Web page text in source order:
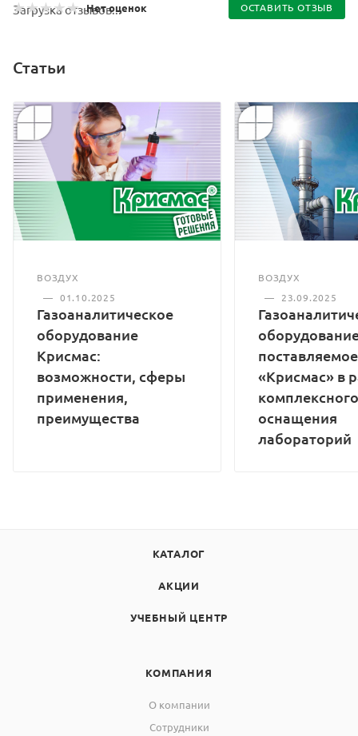
Нет оценок ОСТАВИТЬ ОТЗЫВ
Загрузка отзывов...
Статьи
ВОЗДУХ
— 01.10.2025
Газоаналитическое
оборудование
Крисмас:
возможности, сферы
применения,
преимущества
ВОЗДУХ
—
23.09.2025
«Крисмас» в
комплексного
оснащения
лабораторий
КАТАЛОГ
АКЦИИ
УЧЕБНЫЙ ЦЕНТР
КОМПАНИЯ
О компании
Сотрудники